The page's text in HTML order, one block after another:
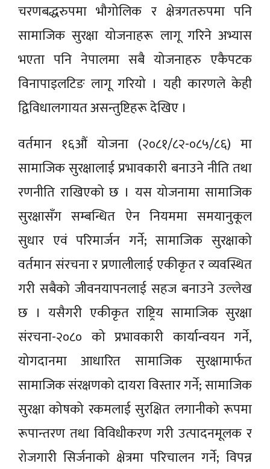
चरणबद्धरुपमा भौगोलिक र क्षेत्रगतरुपमा पनि
सामाजिक सुरक्षा योजनाहरू लागू गरिने अभ्यास
भएता पनि नेपालमा सबै योजनाहरु एकैपटक
विनापाइलटिङ लागू गरियो । यही कारणले केही
द्विविधालगायत असन्तुष्टिहरू देखिए ।
वर्तमान १६औं योजना (२०८१/८२-०८५/८६) मा
सामाजिक सुरक्षालाई प्रभावकारी बनाउने नीति तथा
रणनीति राखिएको छ । यस योजनामा सामाजिक
सुरक्षासँग सम्बन्धित ऐन नियममा समयानुकूल
सुधार एवं परिमार्जन गर्ने; सामाजिक सुरक्षाको
वर्तमान संरचना र प्रणालीलाई एकीकृत र व्यवस्थित
गरी सबैको जीवनयापनलाई सहज बनाउने उल्लेख
छ । यसैगरी एकीकृत राष्ट्रिय सामाजिक सुरक्षा
संरचना-२०८० को प्रभावकारी कार्यान्वयन गर्ने,
योगदानमा आधारित सामाजिक सुरक्षामार्फत
सामाजिक संरक्षणको दायरा विस्तार गर्ने; सामाजिक
सुरक्षा कोषको रकमलाई सुरक्षित लगानीको रूपमा
रूपान्तरण तथा विविधीकरण गरी उत्पादनमूलक र
रोजगारी सिर्जनाको क्षेत्रमा परिचालन गर्ने; विपन्न